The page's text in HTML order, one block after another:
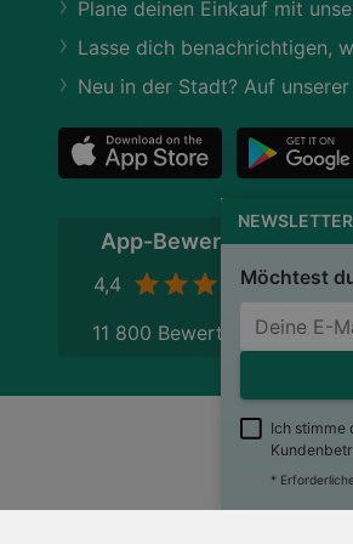
Möchtest
Ich stimme
*
Plane deinen Einkauf mit
Lasse dich benachrichtigen,
Neu in der Stadt? Auf
App-Bewertung
4,4
11 800 Bewertungen